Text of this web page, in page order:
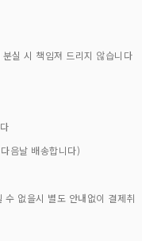
실 시 책임져 드리지 않습니다
음날 배송합니다)
없을시 별도 안내없이 결제취